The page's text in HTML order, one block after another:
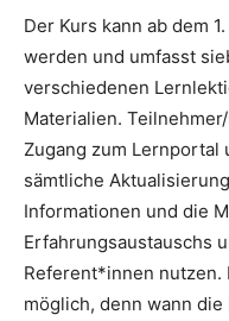
Der Kurs kann ab dem
werden und umfasst
verschiedenen
Materialien.
Zugang zum Lernportal
sämtliche
Informationen und die
Erfahrungsaustauschs
Referent*innen
möglich, denn wann